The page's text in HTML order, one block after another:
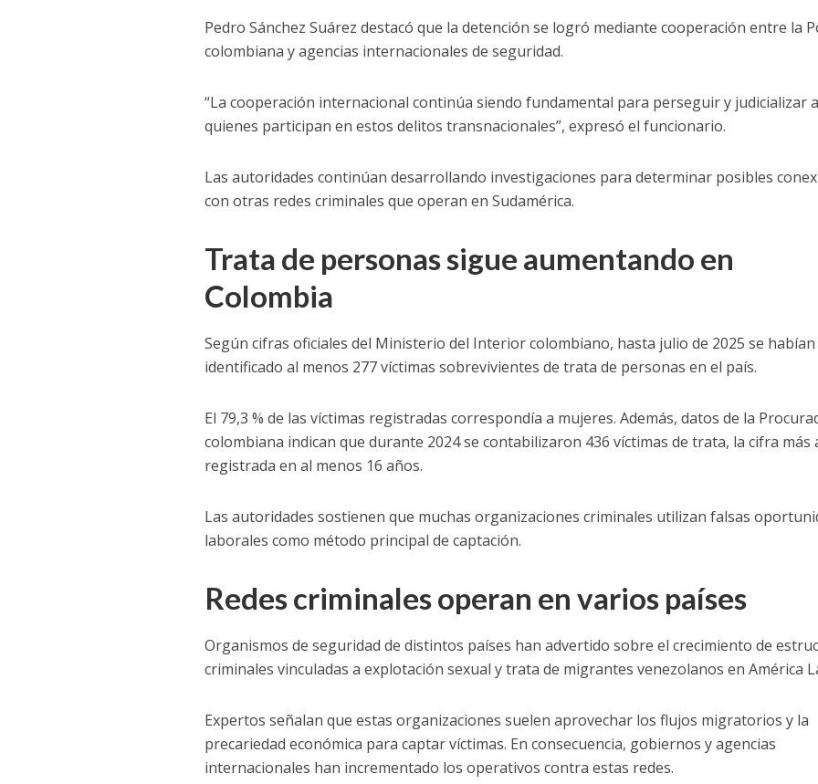
Pedro Sánchez Suárez destacó que la detención se logró mediante cooperación entre la
colombiana y agencias internacionales de seguridad.
“La cooperación internacional continúa siendo fundamental para perseguir y judicializar a
quienes participan en estos delitos transnacionales”, expresó el funcionario.
Las autoridades continúan desarrollando investigaciones para determinar posibles
con otras redes criminales que operan en Sudamérica.
Trata de personas sigue aumentando en
Colombia
Según cifras oficiales del Ministerio del Interior colombiano, hasta julio de 2025 se habían
identificado al menos 277 víctimas sobrevivientes de trata de personas en el país.
El 79,3 % de las víctimas registradas correspondía a mujeres. Además, datos de la
colombiana indican que durante 2024 se contabilizaron 436 víctimas de trata, la cifra más
registrada en al menos 16 años.
Las autoridades sostienen que muchas organizaciones criminales utilizan falsas
laborales como método principal de captación.
Redes criminales operan en varios países
Organismos de seguridad de distintos países han advertido sobre el crecimiento de
criminales vinculadas a explotación sexual y trata de migrantes venezolanos en América
Expertos señalan que estas organizaciones suelen aprovechar los flujos migratorios y la
precariedad económica para captar víctimas. En consecuencia, gobiernos y agencias
internacionales han incrementado los operativos contra estas redes.